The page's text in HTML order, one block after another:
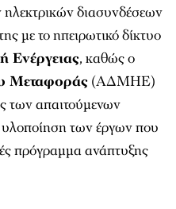
διασυνδέσεων
με το ηπειρωτικό δίκτυο
Ενέργειας, καθώς ο
Μεταφοράς (ΑΔΜΗΕ)
των απαιτούμενων
των έργων που
πρόγραμμα ανάπτυξης